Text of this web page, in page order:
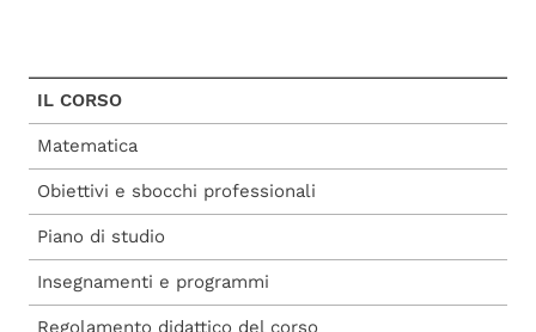
IL CORSO
Matematica
Obiettivi e sbocchi professionali
Piano di studio
Insegnamenti e programmi
Regolamento didattico del corso